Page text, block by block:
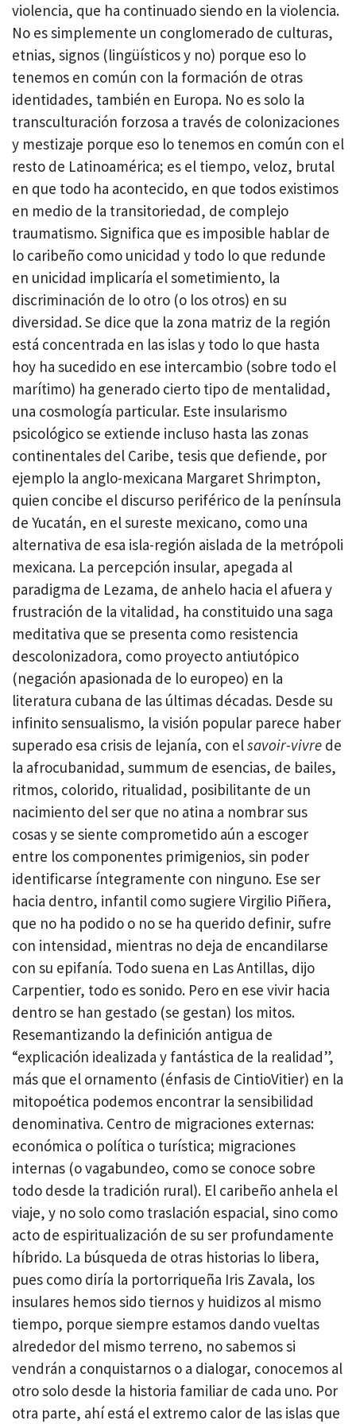
violencia, que ha continuado siendo en la violencia.
No es simplemente un conglomerado de culturas,
etnias, signos (lingüísticos y no) porque eso lo
tenemos en común con la formación de otras
identidades, también en Europa. No es solo la
transculturación forzosa a través de colonizaciones
y mestizaje porque eso lo tenemos en común con el
resto de Latinoamérica; es el tiempo, veloz, brutal
en que todo ha acontecido, en que todos existimos
en medio de la transitoriedad, de complejo
traumatismo. Significa que es imposible hablar de
lo caribeño como unicidad y todo lo que redunde
en unicidad implicaría el sometimiento, la
discriminación de lo otro (o los otros) en su
diversidad. Se dice que la zona matriz de la región
está concentrada en las islas y todo lo que hasta
hoy ha sucedido en ese intercambio (sobre todo el
marítimo) ha generado cierto tipo de mentalidad,
una cosmología particular. Este insularismo
psicológico se extiende incluso hasta las zonas
continentales del Caribe, tesis que defiende, por
ejemplo la anglo-mexicana Margaret Shrimpton,
quien concibe el discurso periférico de la península
de Yucatán, en el sureste mexicano, como una
alternativa de esa isla-región aislada de la metrópoli
mexicana. La percepción insular, apegada al
paradigma de Lezama, de anhelo hacia el afuera y
frustración de la vitalidad, ha constituido una saga
meditativa que se presenta como resistencia
descolonizadora, como proyecto antiutópico
(negación apasionada de lo europeo) en la
literatura cubana de las últimas décadas. Desde su
infinito sensualismo, la visión popular parece haber
superado esa crisis de lejanía, con elsavoir-vivre de
la afrocubanidad, summum de esencias, de bailes,
ritmos, colorido, ritualidad, posibilitante de un
nacimiento del ser que no atina a nombrar sus
cosas y se siente comprometido aún a escoger
entre los componentes primigenios, sin poder
identificarse íntegramente con ninguno. Ese ser
hacia dentro, infantil como sugiere Virgilio Piñera,
que no ha podido o no se ha querido definir, sufre
con intensidad, mientras no deja de encandilarse
con su epifanía. Todo suena en Las Antillas, dijo
Carpentier, todo es sonido. Pero en ese vivir hacia
dentro se han gestado (se gestan) los mitos.
Resemantizando la definición antigua de
“explicación idealizada y fantástica de la realidad”,
más que el ornamento (énfasis de CintioVitier) en la
mitopoética podemos encontrar la sensibilidad
denominativa. Centro de migraciones externas:
económica o política o turística; migraciones
internas (o vagabundeo, como se conoce sobre
todo desde la tradición rural). El caribeño anhela el
viaje, y no solo como traslación espacial, sino como
acto de espiritualización de su ser profundamente
híbrido. La búsqueda de otras historias lo libera,
pues como diría la portorriqueña Iris Zavala, los
insulares hemos sido tiernos y huidizos al mismo
tiempo, porque siempre estamos dando vueltas
alrededor del mismo terreno, no sabemos si
vendrán a conquistarnos o a dialogar, conocemos al
otro solo desde la historia familiar de cada uno. Por
otra parte, ahí está el extremo calor de las islas que